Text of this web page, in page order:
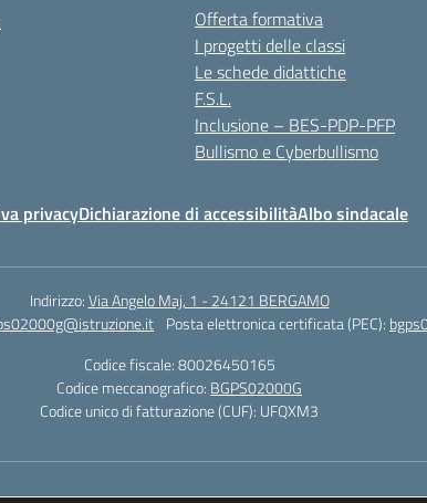
Offerta formativa
I progetti delle classi
Le schede didattiche
F.S.L.
Inclusione – BES-PDP-PFP
Bullismo e Cyberbullismo
privacyDichiarazione di accessibilitàAlbo sindacale
Indirizzo:Via Angelo Maj, 1 - 24121 BERGAMO
Posta elettronica certificata (PEC):
Codice fiscale: 80026450165
Codice meccanografico: BGPS02000G
Codice unico di fatturazione (CUF): UFQXM3